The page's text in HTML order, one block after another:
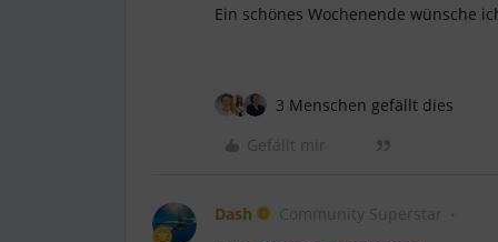
Ein schönes Wochenende wünsche
3 Menschen gefällt dies
Gefällt mir
Dash Community Superstar